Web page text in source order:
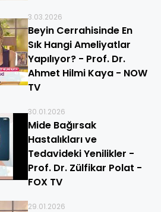
3.03.2026
Beyin Cerrahisinde En
Sık Hangi Ameliyatlar
Yapılıyor? - Prof. Dr.
Ahmet Hilmi Kaya - NOW
TV
30.01.2026
Mide Bağırsak
Hastalıkları ve
Tedavideki Yenilikler -
Prof. Dr. Zülfikar Polat -
FOX TV
29.01.2026